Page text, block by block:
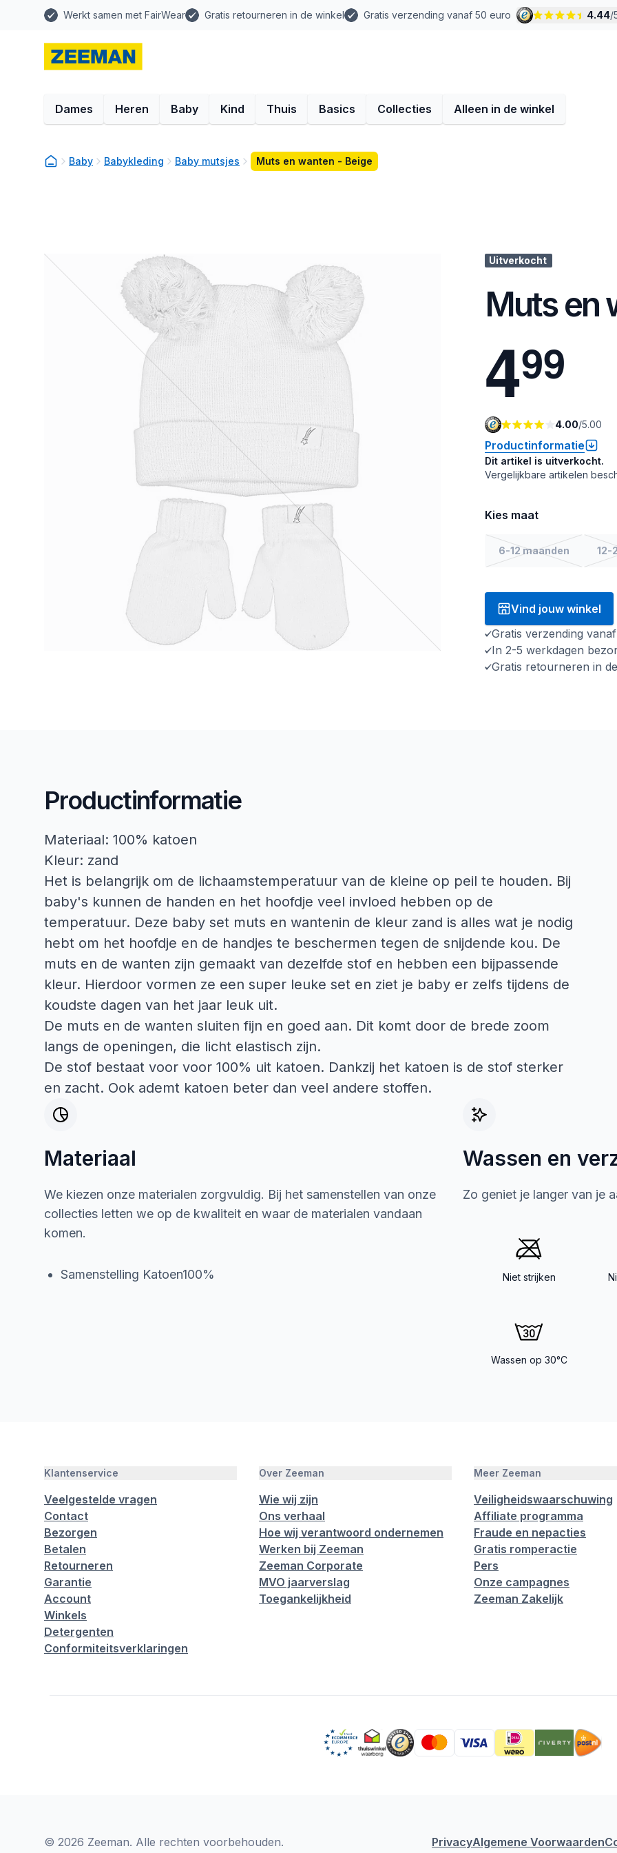
Werkt samen met FairWear Gratis retourneren in de winkel Gratis verzending vanaf 50 euro 4.44/
Dames Heren Baby Kind Thuis Basics Collecties Alleen in de winkel
Baby Babykleding Baby mutsjes Muts en wanten - Beige
Uitverkocht
Muts en
499
4.00/5.00
Productinformatie
Dit artikel is uitverkocht.
Vergelijkbare artikelen
Kies maat
6-12 maanden 12-
Vind jouw winkel
Gratis verzending
In 2-5 werkdagen
Gratis retourneren in
Productinformatie
Materiaal: 100% katoen
Kleur: zand
Het is belangrijk om de lichaamstemperatuur van de kleine op peil te houden. Bij
baby's kunnen de handen en het hoofdje veel invloed hebben op de
temperatuur. Deze baby set muts en wantenin de kleur zand is alles wat je nodig
hebt om het hoofdje en de handjes te beschermen tegen de snijdende kou. De
muts en de wanten zijn gemaakt van dezelfde stof en hebben een bijpassende
kleur. Hierdoor vormen ze een super leuke set en ziet je baby er zelfs tijdens de
koudste dagen van het jaar leuk uit.
De muts en de wanten sluiten fijn en goed aan. Dit komt door de brede zoom
langs de openingen, die licht elastisch zijn.
De stof bestaat voor voor 100% uit katoen. Dankzij het katoen is de stof sterker
en zacht. Ook ademt katoen beter dan veel andere stoffen.
Materiaal
We kiezen onze materialen zorgvuldig. Bij het samenstellen van onze
collecties letten we op de kwaliteit en waar de materialen vandaan
komen.
Samenstelling Katoen100%
Wassen en
Zo geniet je langer van je
Niet strijken
Wassen op 30°C
Klantenservice
Veelgestelde vragen
Contact
Bezorgen
Betalen
Retourneren
Garantie
Account
Winkels
Detergenten
Conformiteitsverklaringen
Over Zeeman
Wie wij zijn
Ons verhaal
Hoe wij verantwoord ondernemen
Werken bij Zeeman
Zeeman Corporate
MVO jaarverslag
Toegankelijkheid
Meer Zeeman
Veiligheidswaarschuwing
Affiliate programma
Fraude en nepacties
Gratis romperactie
Pers
Onze campagnes
Zeeman Zakelijk
© 2026 Zeeman. Alle rechten voorbehouden. PrivacyAlgemene Voorwaarden